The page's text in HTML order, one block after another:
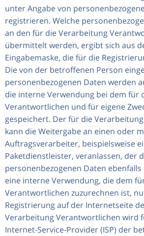
unter Angabe von
registrieren. Welche
an den für die Verarbeitung
übermittelt werden, ergibt sich aus
Eingabemaske, die für die
Die von der betroffenen Person
personenbezogenen Daten werden
die interne Verwendung bei dem für
Verantwortlichen und für eigene
gespeichert. Der für die
kann die Weitergabe an einen oder
Auftragsverarbeiter, beispielsweise
Paketdienstleister, veranlassen, der
personenbezogenen Daten
eine interne Verwendung, die dem
Verantwortlichen zuzurechnen ist,
Registrierung auf der Internetseite
Verarbeitung Verantwortlichen wird
Internet-Service-Provider (ISP) der